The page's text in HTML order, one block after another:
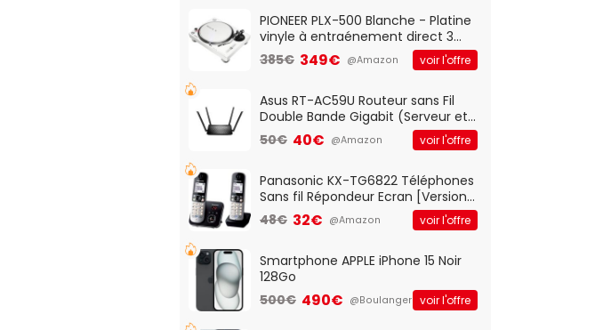
QWERTY UK - Noir
PIONEER PLX-500 Blanche - Platine
vinyle à entraénement direct 3
vitesses (33-45-78 trs/min) avec
pre-ampli intégré et port USB
385€ 349€ @Amazon voir l'offre
Asus RT-AC59U Routeur sans Fil
Double Bande Gigabit (Serveur et
Client VPN, Triple Vlan, Mode Point
d'accès et Bridge, contrôle
50€ 40€ @Amazon voir l'offre
Panasonic KX-TG6822 Téléphones
Sans fil Répondeur Ecran [Version
Française]
48€ 32€ @Amazon voir l'offre
Smartphone APPLE iPhone 15 Noir
128Go
500€ 490€ @Boulanger voir l'offre